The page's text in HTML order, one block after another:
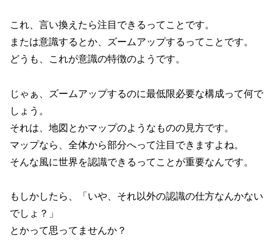
これ、言い換えたら注目できるってことです。
または意識するとか、ズームアップするってことです。
どうも、これが意識の特徴のようです。
じゃぁ、ズームアップするのに最低限必要な構成って何で
しょう。
それは、地図とかマップのようなものの見方です。
マップなら、全体から部分へって注目できますよね。
そんな風に世界を認識できるってことが重要なんです。
もしかしたら、「いや、それ以外の認識の仕方なんかない
でしょ？」
とかって思ってませんか？